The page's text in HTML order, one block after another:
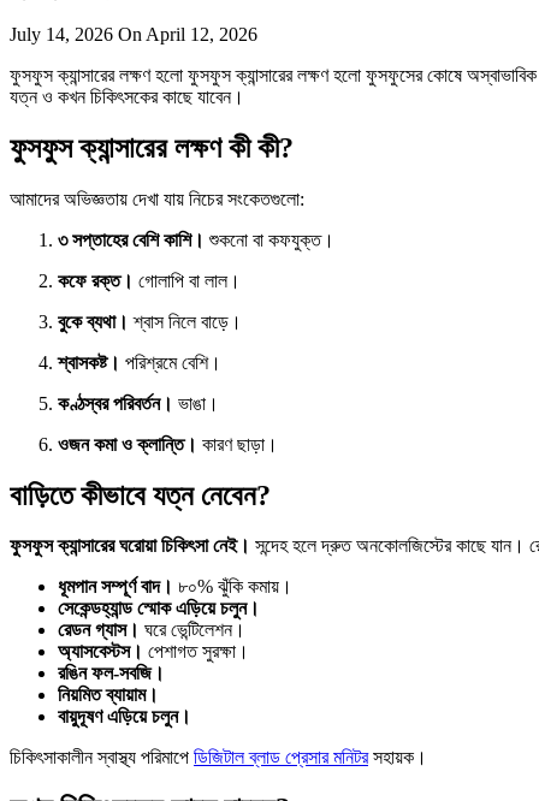
July 14, 2026 On April 12, 2026
ফুসফুস ক্যান্সারের লক্ষণ হলো ফুসফুস ক্যান্সারের লক্ষণ হলো ফুসফুসের কোষে
যত্ন ও কখন চিকিৎসকের কাছে যাবেন।
ফুসফুস ক্যান্সারের লক্ষণ কী কী?
আমাদের অভিজ্ঞতায় দেখা যায় নিচের সংকেতগুলো:
৩ সপ্তাহের বেশি কাশি। শুকনো বা কফযুক্ত।
কফে রক্ত। গোলাপি বা লাল।
বুকে ব্যথা। শ্বাস নিলে বাড়ে।
শ্বাসকষ্ট। পরিশ্রমে বেশি।
কণ্ঠস্বর পরিবর্তন। ভাঙা।
ওজন কমা ও ক্লান্তি। কারণ ছাড়া।
বাড়িতে কীভাবে যত্ন নেবেন?
ফুসফুস ক্যান্সারের ঘরোয়া চিকিৎসা নেই। সন্দেহ হলে দ্রুত অনকোলজিস্টের কাছে যান।
ধূমপান সম্পূর্ণ বাদ। ৮০% ঝুঁকি কমায়।
সেকেন্ডহ্যান্ড স্মোক এড়িয়ে চলুন।
রেডন গ্যাস। ঘরে ভেন্টিলেশন।
অ্যাসবেস্টস। পেশাগত সুরক্ষা।
রঙিন ফল-সবজি।
নিয়মিত ব্যায়াম।
বায়ুদূষণ এড়িয়ে চলুন।
চিকিৎসাকালীন স্বাস্থ্য পরিমাপে ডিজিটাল ব্লাড প্রেসার মনিটরসহায়ক।